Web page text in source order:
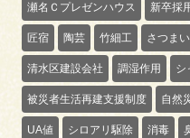
瀬名Ｃプレゼンハウス 新卒採
匠宿 陶芸 竹細工 さつま
清水区建設会社 調湿作用 シ
被災者生活再建支援制度 自然
UA値 シロアリ駆除 消毒